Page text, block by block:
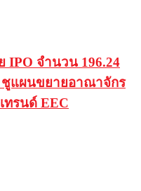
IPO จำนวน 196.24
ชูแผนขยายอาณาจักร
ทรนด์ EEC